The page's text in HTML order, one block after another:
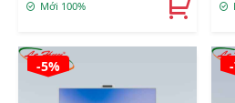
600W+Tặng Bộ Phím
Chuột T-Wolf TF200
Mới 100%
-5%